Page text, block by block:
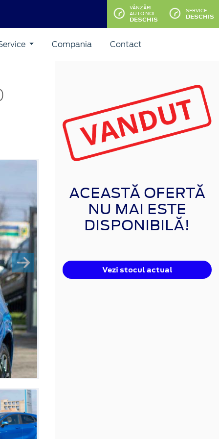
VÂNZĂRI
AUTO NOI
DESCHIS
SERVICE
DESCHIS
Compania Contact
ACEASTĂ OFERTĂ
NU MAI ESTE
DISPONIBILĂ!
Vezi stocul actual